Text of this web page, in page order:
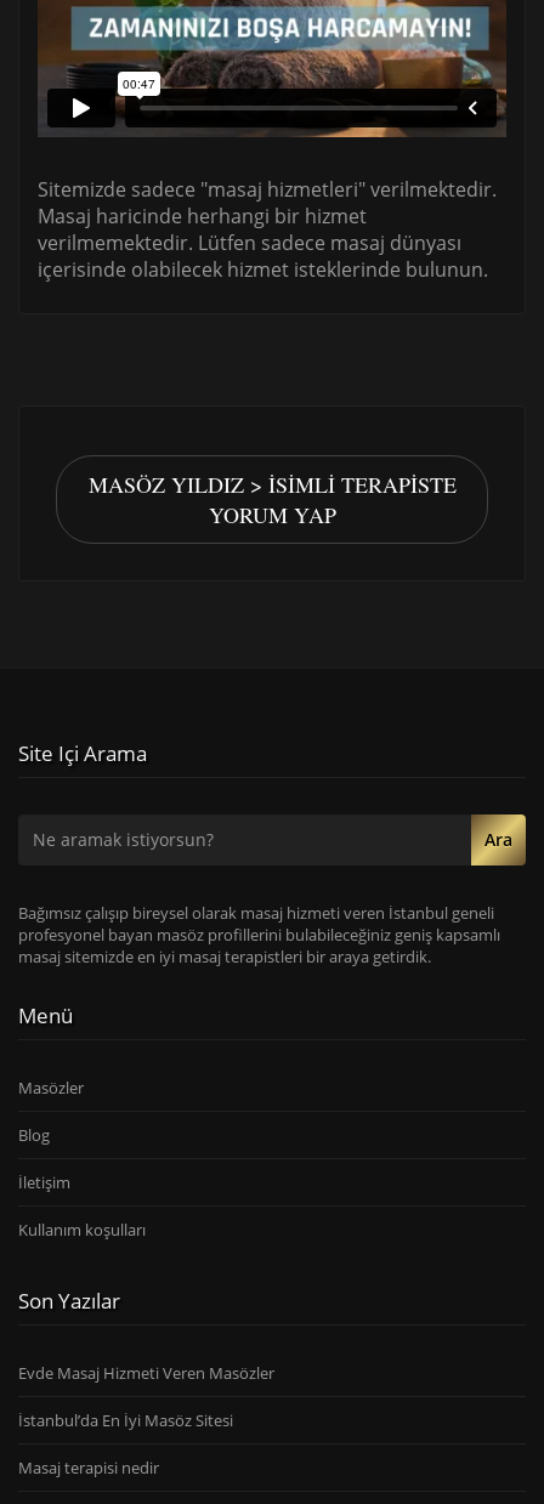
Sitemizde sadece "masaj hizmetleri" verilmektedir.
Masaj haricinde herhangi bir hizmet
verilmemektedir. Lütfen sadece masaj dünyası
içerisinde olabilecek hizmet isteklerinde bulunun.
MASÖZ YILDIZ > İSIMLI TERAPISTE
YORUM YAP
Site Içi Arama
Ara
Bağımsız çalışıp bireysel olarak masaj hizmeti veren İstanbul geneli
profesyonel bayan masöz profillerini bulabileceğiniz geniş kapsamlı
masaj sitemizde en iyi masaj terapistleri bir araya getirdik.
Menü
Masözler
Blog
İletişim
Kullanım koşulları
Son Yazılar
Evde Masaj Hizmeti Veren Masözler
İstanbul’da En İyi Masöz Sitesi
Masaj terapisi nedir